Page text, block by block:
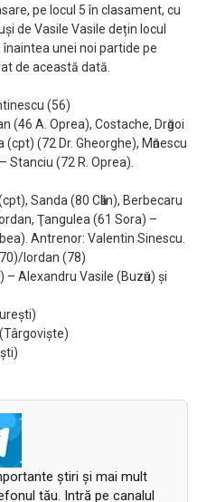
pe locul 5 în clasament, cu
de Vasile Vasile dețin locul
unei noi partide pe
de această dată.
(56)
(46 A. Oprea), Costache, Drӑgoi
(72 Dr. Gheorghe), Mӑnescu
Stanciu (72 R. Oprea).
Sanda (80 Cӑlin), Berbecaru
Ţangulea (61 Sora) –
Antrenor: Valentin Sinescu.
Iordan (78)
Alexandru Vasile (Buzӑu) şi
știri și mai mult
tău. Intră pe canalul